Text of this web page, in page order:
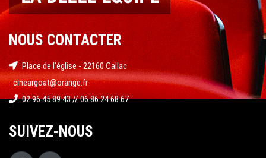
NOUS CONTACTER
Place de l'église - 22160 Callac
cineargoat@orange.fr
02 96 45 89 43 // 06 86 24 68 67
SUIVEZ-NOUS